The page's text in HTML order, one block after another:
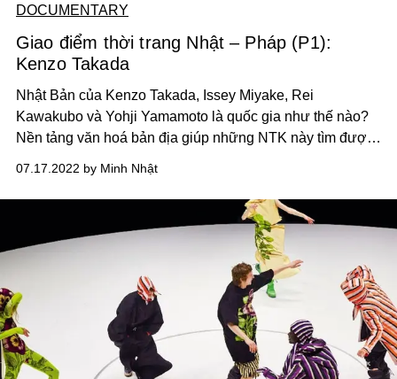
DOCUMENTARY
Giao điểm thời trang Nhật – Pháp (P1):
Kenzo Takada
Nhật Bản của Kenzo Takada, I ssey Miyake, Rei
Kawakubo và Yohji Yamamoto là quốc gia như thế nào?
Nền tảng văn hoá bản địa giúp những NTK này tìm được
sùng họ tới vậy?
07.17.2022 by Minh Nhật